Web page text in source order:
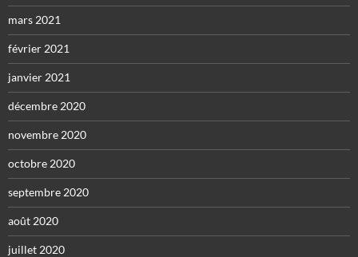
mars 2021
février 2021
janvier 2021
décembre 2020
novembre 2020
octobre 2020
septembre 2020
août 2020
juillet 2020